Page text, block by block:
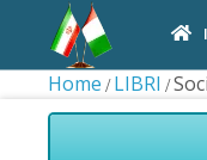
Home LIBRI